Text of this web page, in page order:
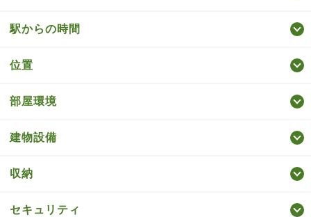
駅からの時間
位置
部屋環境
建物設備
収納
セキュリティ